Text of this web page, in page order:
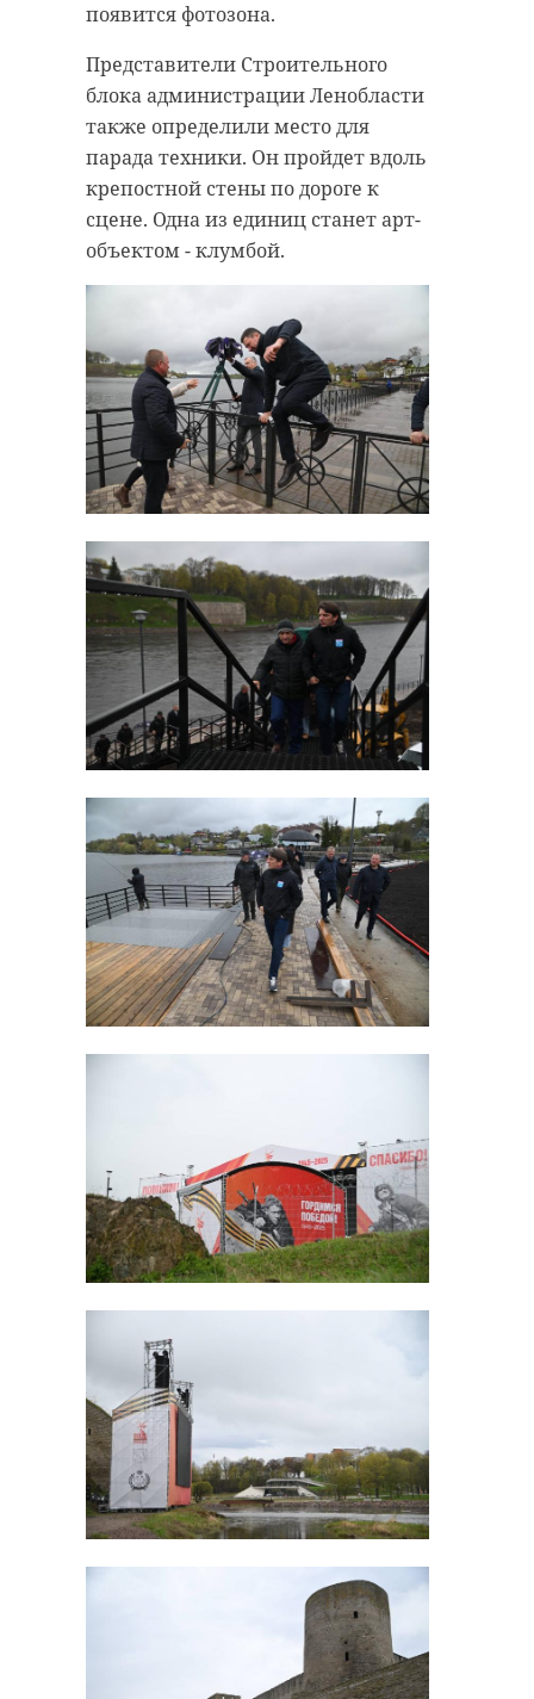
появится фотозона.
Представители Строительного
блока администрации Ленобласти
также определили место для
парада техники. Он пройдет вдоль
крепостной стены по дороге к
сцене. Одна из единиц станет арт-
объектом - клумбой.